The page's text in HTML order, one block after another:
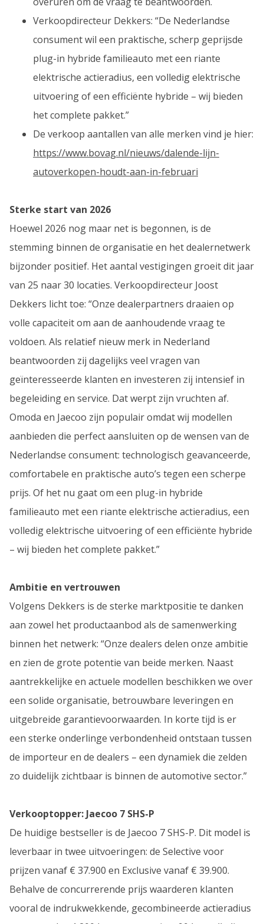
Verkoopdirecteur Dekkers: “De Nederlandse
consument wil een praktische, scherp geprijsde
plug-in hybride familieauto met een riante
elektrische actieradius, een volledig elektrische
uitvoering of een efficiënte hybride – wij bieden
het complete pakket.”
De verkoop aantallen van alle merken vind je hier:
https://www.bovag.nl/nieuws/dalende-lijn-
autoverkopen-houdt-aan-in-februari
Sterke start van 2026
Hoewel 2026 nog maar net is begonnen, is de
stemming binnen de organisatie en het dealernetwerk
bijzonder positief. Het aantal vestigingen groeit dit jaar
van 25 naar 30 locaties. Verkoopdirecteur Joost
Dekkers licht toe: “Onze dealerpartners draaien op
volle capaciteit om aan de aanhoudende vraag te
voldoen. Als relatief nieuw merk in Nederland
beantwoorden zij dagelijks veel vragen van
geïnteresseerde klanten en investeren zij intensief in
begeleiding en service. Dat werpt zijn vruchten af.
Omoda en Jaecoo zijn populair omdat wij modellen
aanbieden die perfect aansluiten op de wensen van de
Nederlandse consument: technologisch geavanceerde,
comfortabele en praktische auto’s tegen een scherpe
prijs. Of het nu gaat om een plug-in hybride
familieauto met een riante elektrische actieradius, een
volledig elektrische uitvoering of een efficiënte hybride
– wij bieden het complete pakket.”
Ambitie en vertrouwen
Volgens Dekkers is de sterke marktpositie te danken
aan zowel het productaanbod als de samenwerking
binnen het netwerk: “Onze dealers delen onze ambitie
en zien de grote potentie van beide merken. Naast
aantrekkelijke en actuele modellen beschikken we over
een solide organisatie, betrouwbare leveringen en
uitgebreide garantievoorwaarden. In korte tijd is er
een sterke onderlinge verbondenheid ontstaan tussen
de importeur en de dealers – een dynamiek die zelden
zo duidelijk zichtbaar is binnen de automotive sector.”
Verkooptopper: Jaecoo 7 SHS-P
De huidige bestseller is de Jaecoo 7 SHS-P. Dit model is
leverbaar in twee uitvoeringen: de Selective voor
prijzen vanaf € 37.900 en Exclusive vanaf € 39.900.
Behalve de concurrerende prijs waarderen klanten
vooral de indrukwekkende, gecombineerde actieradius